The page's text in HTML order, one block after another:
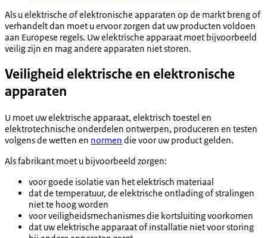
Als u elektrische of elektronische apparaten op de markt breng of
verhandelt dan moet u ervoor zorgen dat uw producten voldoen
aan Europese regels. Uw elektrische apparaat moet bijvoorbeeld
veilig zijn en mag andere apparaten niet storen.
Veiligheid elektrische en elektronische
apparaten
U moet uw elektrische apparaat, elektrisch toestel en
elektrotechnische onderdelen ontwerpen, produceren en testen
volgens de wetten en normen die voor uw product gelden.
Als fabrikant moet u bijvoorbeeld zorgen:
voor goede isolatie van het elektrisch materiaal
dat de temperatuur, de elektrische ontlading of stralingen
niet te hoog worden
voor veiligheidsmechanismes die kortsluiting voorkomen
dat uw elektrische apparaat of installatie niet voor storing